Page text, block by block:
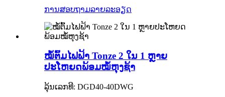
ການສອບຖາມລາຍລະອຽດ
ໝໍ້ຕົ້ມໄຟຟ້າ Tonze 2 ໃນ 1 ຫຼາຍ
ປະໂຫຍດພ້ອມໝໍ້ຫຸງຊ້າ
ລຸ້ນເລກທີ: DGD40-40DWG